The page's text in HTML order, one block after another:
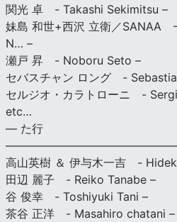
関光 卓 - Takashi Sekimitsu –
妹島 和世+西沢 立衛／SANAA
N… –
瀬戸 昇 - Noboru Seto –
セバスチャン ロング -
セルジオ・カラトローニ -
etc…
— た行
高山英樹 ＆ 伊与木一吉 -
田辺 麗子 - Reiko Tanabe –
谷 俊幸 - Toshiyuki Tani –
茶谷 正洋 - Masahiro chatani –